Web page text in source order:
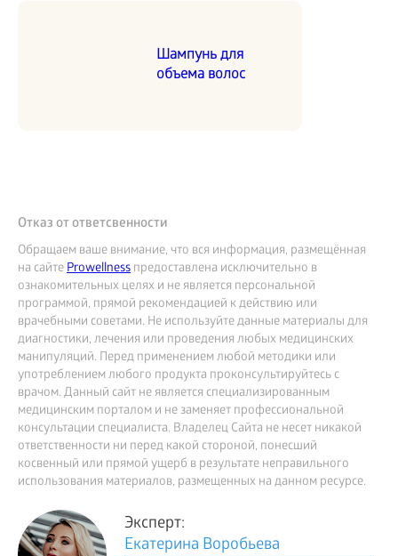
Шампунь для
объема волос
Отказ от ответсвенности
Обращаем ваше внимание, что вся информация, размещённая
на сайтеProwellness предоставлена исключительно в
ознакомительных целях и не является персональной
программой, прямой рекомендацией к действию или
врачебными советами. Не используйте данные материалы для
диагностики, лечения или проведения любых медицинских
манипуляций. Перед применением любой методики или
употреблением любого продукта проконсультируйтесь с
врачом. Данный сайт не является специализированным
медицинским порталом и не заменяет профессиональной
консультации специалиста. Владелец Сайта не несет никакой
ответственности ни перед какой стороной, понесший
косвенный или прямой ущерб в результате неправильного
использования материалов, размещенных на данном ресурсе.
Эксперт:
Екатерина Воробьева